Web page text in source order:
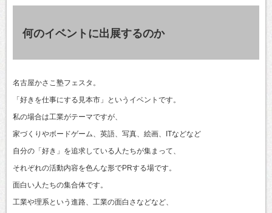
何のイベントに出展するのか
名古屋かさこ塾フェスタ。
「好きを仕事にする見本市」というイベントです。
私の場合は工業がテーマですが、
家づくりやボードゲーム、英語、写真、絵画、ITなどなど
自分の「好き」を追求している人たちが集まって、
それぞれの活動内容を色んな形でPRする場です。
面白い人たちの集合体です。
工業や理系という進路、工業の面白さなどなど、